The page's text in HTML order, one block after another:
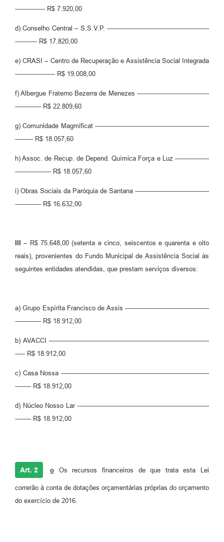
--------------- R$ 7.920,00
d) Conselho Central – S.S.V.P. ---------------------------------------------------
----------- R$ 17.820,00
e) CRASI – Centro de Recuperação e Assistência Social Integrada
-------------------- R$ 19.008,00
f) Albergue Fraterno Bezerra de Menezes ------------------------------------
------------- R$ 22.809,60
g) Comunidade Magmificat ---------------------------------------------------------
--------- R$ 18.057,60
h) Assoc. de Recup. de Depend. Química Força e Luz -----------------
------------------ R$ 18.057,60
i) Obras Sociais da Paróquia de Santana -------------------------------------
------------- R$ 16.632,00
III– R$ 75.648,00 (setenta e cinco, seiscentos e quarenta e oito
reais), provenientes do Fundo Municipal de Assistência Social às
seguintes entidades atendidas, que prestam serviços diversos:
a) Grupo Espírita Francisco de Assis ------------------------------------------
------------- R$ 18.912,00
b) AVACCI --------------------------------------------------------------------------------
----- R$ 18.912,00
c) Casa Nossa --------------------------------------------------------------------------
-------- R$ 18.912,00
d) Núcleo Nosso Lar ------------------------------------------------------------------
-------- R$ 18.912,00
Art. 2 o Os recursos financeiros de que trata esta Lei
correrão à conta de dotações orçamentárias próprias do orçamento
do exercício de 2016.